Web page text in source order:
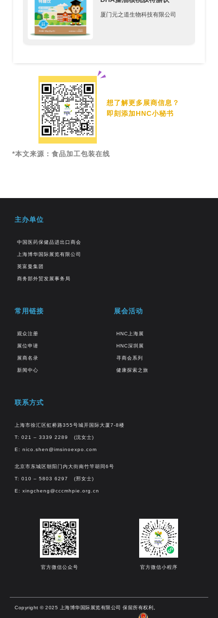
厦门元之道生物科技有限公司
想了解更多展商信息？
即刻添加HNC小秘书
*本文来源：食品加工包装在线
主办单位
中国医药保健品进出口商会
上海博华国际展览有限公司
英富曼集团
商务部外贸发展事务局
常用链接
观众注册
展位申请
展商名录
新闻中心
展会活动
HNC上海展
HNC深圳展
寻商会系列
健康探索之旅
联系方式
上海市徐汇区虹桥路355号城开国际大厦7-8楼
T: 021 – 3339 2289 (沈女士)
E: nico.shen@imsinoexpo.com
北京市东城区朝阳门内大街南竹竿胡同6号
T: 010 – 5803 6297 (邢女士)
E: xingcheng@cccmhpie.org.cn
官方微信公众号 官方微信小程序
Copyright © 2025 上海博华国际展览有限公司 保留所有权利。